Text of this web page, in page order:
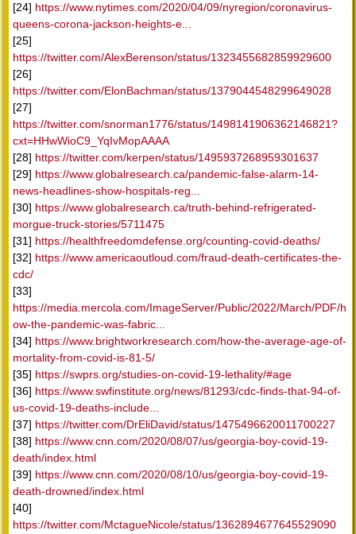
[24] https://www.nytimes.com/2020/04/09/nyregion/coronavirus-
queens-corona-jackson-heights-e...
[25]
https://twitter.com/AlexBerenson/status/1323455682859929600
[26]
https://twitter.com/ElonBachman/status/1379044548299649028
[27]
https://twitter.com/snorman1776/status/1498141906362146821?
cxt=HHwWioC9_YqIvMopAAAA
[28] https://twitter.com/kerpen/status/1495937268959301637
[29] https://www.globalresearch.ca/pandemic-false-alarm-14-
news-headlines-show-hospitals-reg...
[30] https://www.globalresearch.ca/truth-behind-refrigerated-
morgue-truck-stories/5711475
[31] https://healthfreedomdefense.org/counting-covid-deaths/
[32] https://www.americaoutloud.com/fraud-death-certificates-the-
cdc/
[33]
https://media.mercola.com/ImageServer/Public/2022/March/PDF/h
ow-the-pandemic-was-fabric...
[34] https://www.brightworkresearch.com/how-the-average-age-of-
mortality-from-covid-is-81-5/
[35] https://swprs.org/studies-on-covid-19-lethality/#age
[36] https://www.swfinstitute.org/news/81293/cdc-finds-that-94-of-
us-covid-19-deaths-include...
[37] https://twitter.com/DrEliDavid/status/1475496620011700227
[38] https://www.cnn.com/2020/08/07/us/georgia-boy-covid-19-
death/index.html
[39] https://www.cnn.com/2020/08/10/us/georgia-boy-covid-19-
death-drowned/index.html
[40]
https://twitter.com/MctagueNicole/status/1362894677645529090